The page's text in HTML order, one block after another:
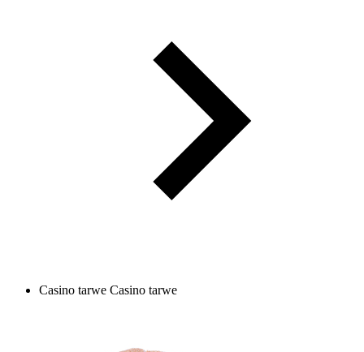
Casino tarwe Casino tarwe